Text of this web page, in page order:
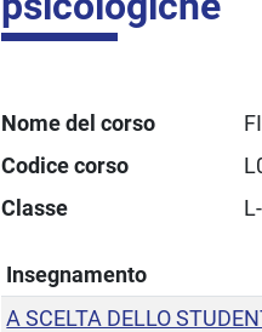
Nome del corso
Codice corso
Classe
Insegnamento
A SCELTA DELLO